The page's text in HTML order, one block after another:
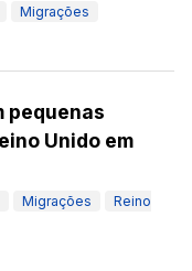
Migrações
pequenas
Unido em
Migrações
Reino